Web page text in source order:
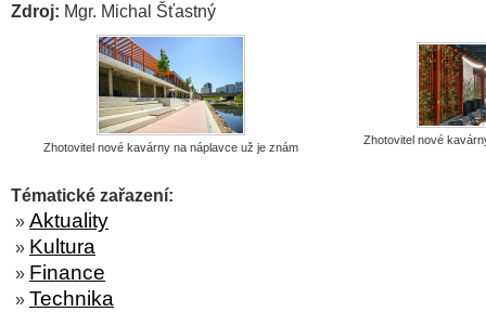
Zdroj: Mgr. Michal Šťastný
Zhotovitel nové kavárny na náplavce už je znám
Zhotovitel nové
Tématické zařazení:
» Aktuality
» Kultura
» Finance
» Technika